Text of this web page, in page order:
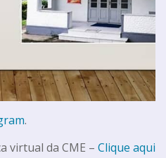
.
virtual da CME – Clique aqui